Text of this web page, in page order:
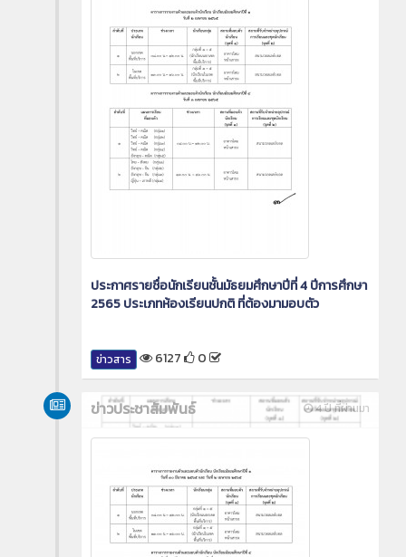
ประกาศรายชื่อนักเรียนชั้นมัธยมศึกษาปีที่ 4 ปีการศึกษา
2565 ประเภทห้องเรียนปกติ ที่ต้องมามอบตัว
ข่าวสาร 6127 0
4 ปี ที่ผ่านมา
ข่าวประชาสัมพันธ์